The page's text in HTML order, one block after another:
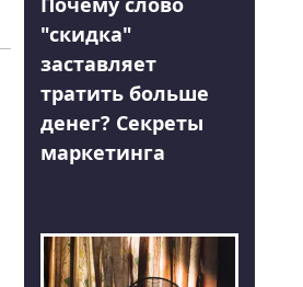
"скидка"
заставляет
тратить больше
денег? Секреты
маркетинга